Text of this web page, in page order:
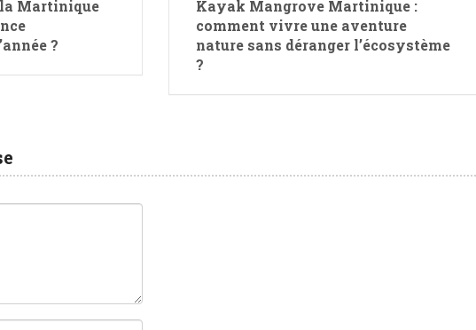
Martinique
?
Kayak Mangrove Martinique :
comment vivre une aventure
nature sans déranger l’écosystème
?